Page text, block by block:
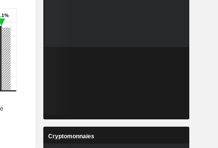
Cryptomonnaies